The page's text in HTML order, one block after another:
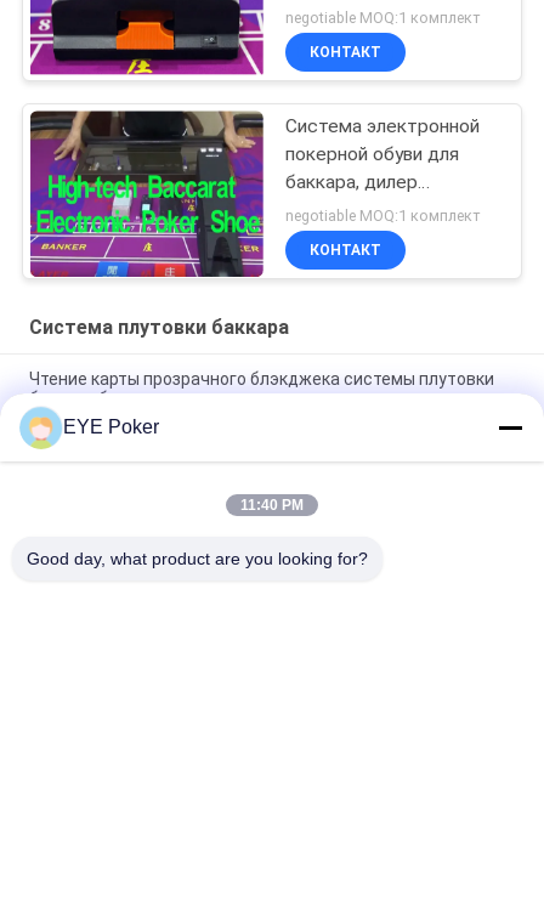
для плутовки азартных
игр баккара
negotiable MOQ:1 комплект
КОНТАКТ
Система электронной
покерной обуви для
баккара, дилер
игральных карт
negotiable MOQ:1 комплект
КОНТАКТ
Система плутовки баккара
Чтение карты прозрачного блэкджека системы плутовки
баккара ботинка покера ясное
Шуффлер игральной карты пластикового материала для
обжуливать баккара
Прозрачная система плутовки ботинка/баккара покера
EYE Poker
11:40 PM
Good day, what product are you looking for?